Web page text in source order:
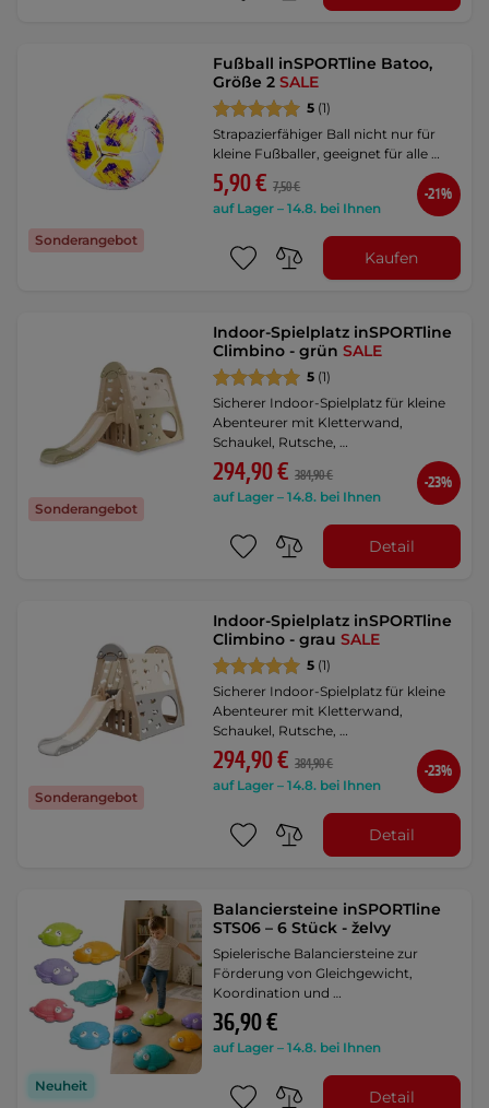
Sonderangebot
Fußball inSPORTline Batoo,
Größe 2SALE
5 (1)
Strapazierfähiger Ball nicht nur für
kleine Fußballer, geeignet für alle …
5,90 € 7,50 €
auf Lager – 14.8. bei Ihnen
-21%
Kaufen
Sonderangebot
Indoor-Spielplatz inSPORTline
Climbino - grünSALE
5 (1)
Sicherer Indoor-Spielplatz für kleine
Abenteurer mit Kletterwand,
Schaukel, Rutsche, …
294,90 € 384,90 €
auf Lager – 14.8. bei Ihnen
-23%
Detail
Sonderangebot
Indoor-Spielplatz inSPORTline
Climbino - grauSALE
5 (1)
Sicherer Indoor-Spielplatz für kleine
Abenteurer mit Kletterwand,
Schaukel, Rutsche, …
294,90 € 384,90 €
auf Lager – 14.8. bei Ihnen
-23%
Detail
Neuheit
Balanciersteine inSPORTline
STS06 – 6 Stück - želvy
Spielerische Balanciersteine zur
Förderung von Gleichgewicht,
Koordination und …
36,90 €
auf Lager – 14.8. bei Ihnen
Detail